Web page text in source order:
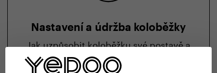
Nastavení a údržba koloběžky
Jak uzpůsobit koloběžku své postavě a
stylu jízdy? Jak ji udržet v kondici a proč
nezanedbat servis?